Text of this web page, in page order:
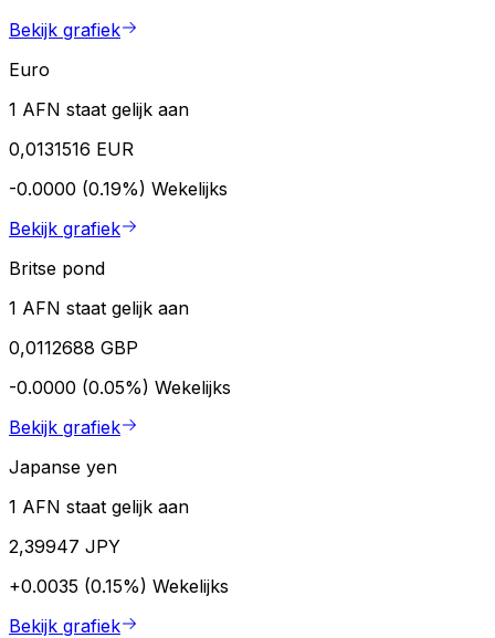
Bekijk grafiek
Euro
1 AFN staat gelijk aan
0,0131516 EUR
-0.0000 (0.19%) Wekelijks
Bekijk grafiek
Britse pond
1 AFN staat gelijk aan
0,0112688 GBP
-0.0000 (0.05%) Wekelijks
Bekijk grafiek
Japanse yen
1 AFN staat gelijk aan
2,39947 JPY
+0.0035 (0.15%) Wekelijks
Bekijk grafiek